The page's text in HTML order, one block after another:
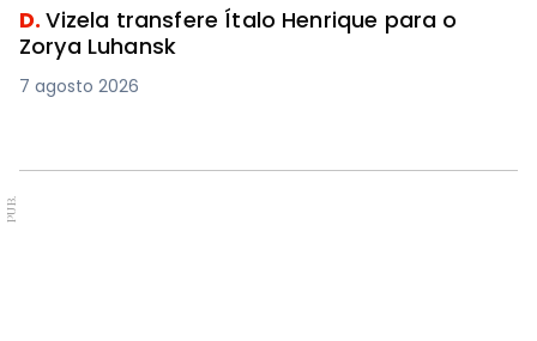
D.Vizela transfere Ítalo Henrique para o
Zorya Luhansk
7 agosto 2026
PUB.